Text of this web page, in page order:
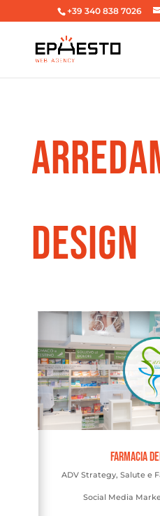
+39 340 838 7026
DESIGN
Farmacia
ADV Strategy, Salute e
Social Media